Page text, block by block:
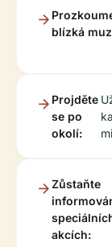
blízká
Projděte
se po
okolí:
Zůstaňte
akcích: